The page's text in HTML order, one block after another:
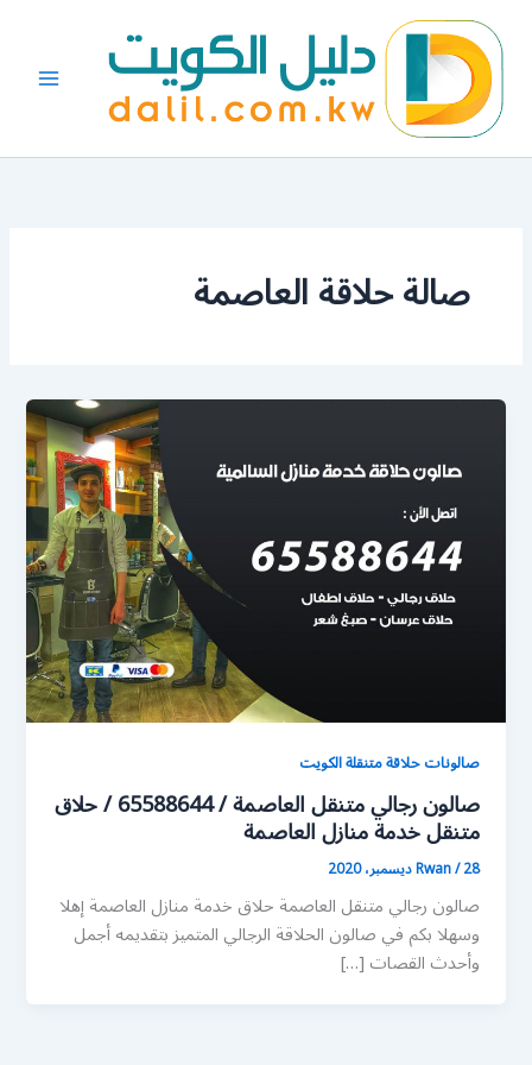
المحتوى
صالة حلاقة العاصمة
صالونات حلاقة متنقلة الكويت
صالون رجالي متنقل العاصمة / 65588644 / حلاق
متنقل خدمة منازل العاصمة
Rwan/28 ديسمبر، 2020
صالون رجالي متنقل العاصمة حلاق خدمة منازل العاصمة إهلا
وسهلا بكم في صالون الحلاقة الرجالي المتميز بتقديمه أجمل
وأحدث القصات […]